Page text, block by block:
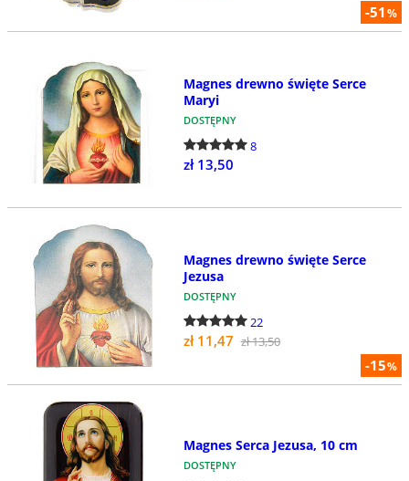
-51%
Magnes drewno święte Serce
Maryi
DOSTĘPNY
8
zł 13,50
-15%
Magnes drewno święte Serce
Jezusa
DOSTĘPNY
22
zł 11,47 zł 13,50
Magnes Serca Jezusa, 10 cm
DOSTĘPNY